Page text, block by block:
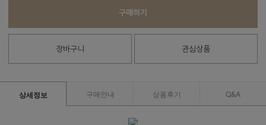
구매하기
장바구니 관심상품
상세정보 구매안내 상품후기 Q&A